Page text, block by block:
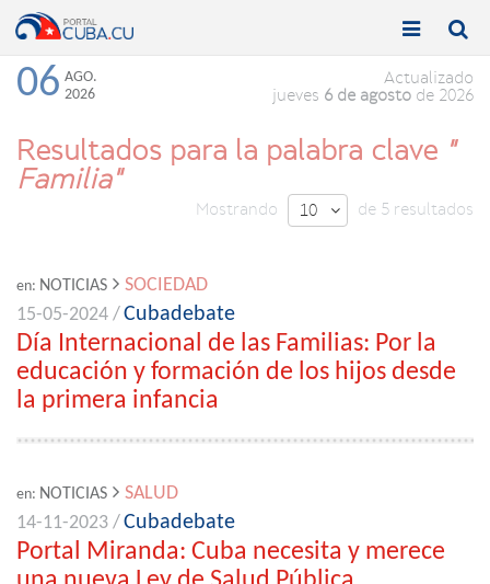
Toggle

Toggle

06 AGO.
2026
Actualizado
jueves 6 de agosto de 2026
Resultados para la palabra clave "
Familia"
Mostrando 10  de 5 resultados
en: NOTICIAS
SOCIEDAD
15-05-2024 /Cubadebate
Día Internacional de las Familias: Por la
educación y formación de los hijos desde
la primera infancia
en: NOTICIAS
SALUD
14-11-2023 /Cubadebate
Portal Miranda: Cuba necesita y merece